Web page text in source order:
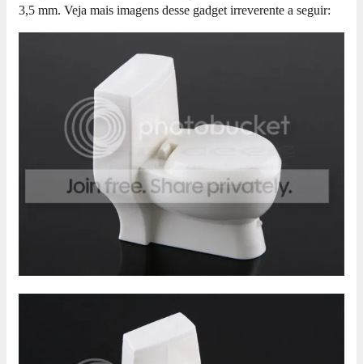
3,5 mm. Veja mais imagens desse gadget irreverente a seguir: